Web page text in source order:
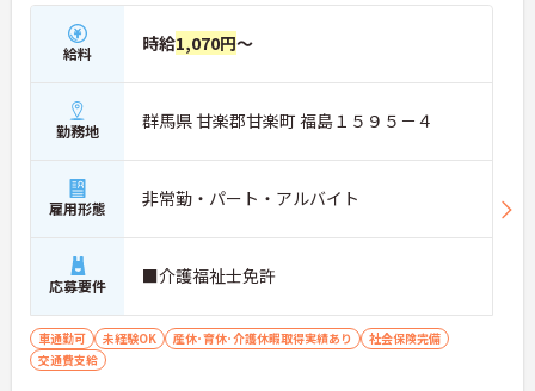
給料 時給1,070円～
勤務地 群馬県 甘楽郡甘楽町 福島１５９５－４
雇用形態 非常勤・パート・アルバイト
応募要件 ■介護福祉士免許
車通勤可 未経験OK 産休･育休･介護休暇取得実績あり
社会保険完備
交通費支給